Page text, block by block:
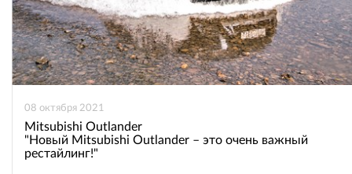
08 октября 2021
Mitsubishi Outlander
"Новый Mitsubishi Outlander – это очень важный
рестайлинг!"